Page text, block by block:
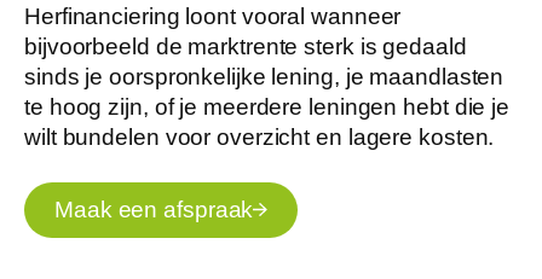
Herfinanciering loont vooral wanneer
bijvoorbeeld de marktrente sterk is gedaald
sinds je oorspronkelijke lening, je maandlasten
te hoog zijn, of je meerdere leningen hebt die je
wilt bundelen voor overzicht en lagere kosten.
Maak een afspraak